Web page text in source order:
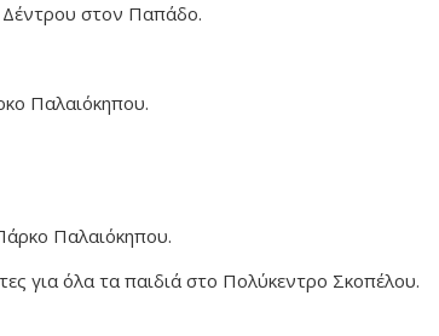
Δέντρου στον Παπάδο.
Παλαιόκηπου.
Παλαιόκηπου.
για όλα τα παιδιά στο Πολύκεντρο Σκοπέλου.